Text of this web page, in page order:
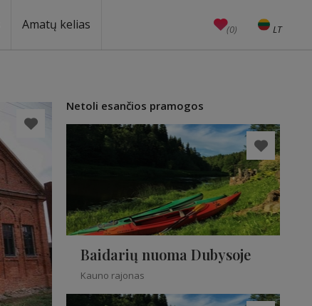
Amatų kelias (0) LT
EN
Netoli esančios pramogos
Baidarių nuoma Dubysoje
Kauno rajonas